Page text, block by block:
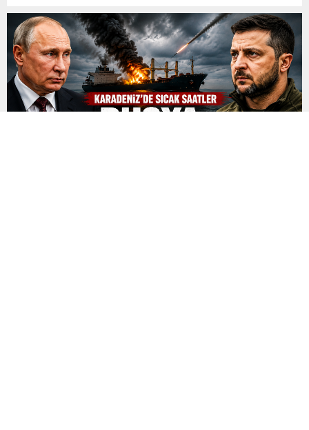
günlerde Afyonkarahisar’da düzenlenen operasyonla
yakalanmıştı. Emniyet Genel Müdürlüğü İstihbarat Başkanlığı
koordinasyonunda yürütülen çalışmalar...